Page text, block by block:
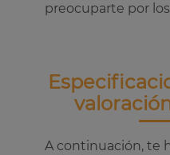
preocuparte por
A continuación, te